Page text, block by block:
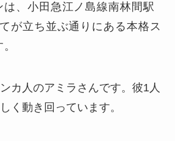
は、小田急江ノ島線南林間駅
が立ち並ぶ通りにある本格ス
カ人のアミラさんです。彼1人
く動き回っています。